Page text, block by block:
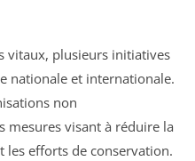
vitaux, plusieurs initiatives
nationale et internationale.
non
mesures visant à réduire la
efforts de conservation.